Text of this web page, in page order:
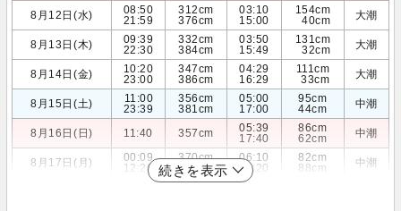
8月12日(水)
08:50
21:59
312cm
376cm
03:10
15:00
154cm
40cm
大潮
8月13日(木)
09:39
22:30
332cm
384cm
03:50
15:49
131cm
32cm
大潮
8月14日(金)
10:20
23:00
347cm
386cm
04:29
16:29
111cm
33cm
大潮
8月15日(土)
11:00
23:39
356cm
381cm
05:00
17:00
95cm
44cm
中潮
8月16日(日) 11:40 357cm
05:39
17:40
86cm
62cm
中潮
8月17日(月)
00:09
12:20
370cm
350cm
06:10
18:20
82cm
88cm
中潮
続きを表示